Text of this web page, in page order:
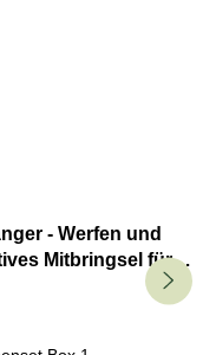
- Werfen und
Mitbringsel für
Preis: